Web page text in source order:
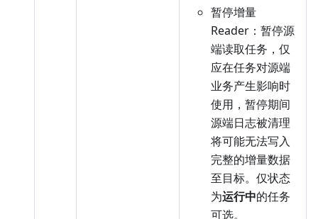
暂停增量
Reader：暂停源
端读取任务，仅
应在任务对源端
业务产生影响时
使用，暂停期间
源端日志被清理
将可能无法写入
完整的增量数据
至目标。仅状态
为运行中的任务
可选。